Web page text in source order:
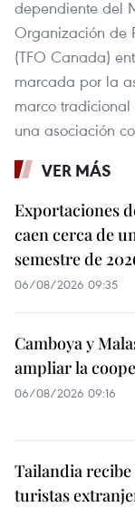
dependiente del
Organización de
(TFO Canada)
marcada por la
marco
una asociación
VER MÁS
Exportaciones
caen cerca de
semestre de
06/08/2026 09:35
Camboya y
ampliar la
06/08/2026 09:16
Tailandia recibe
turistas